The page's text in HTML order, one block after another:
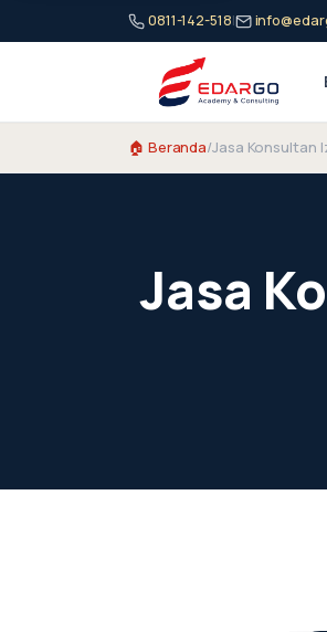
0811-142-518|
🏠 Beranda/Jasa Konsultan
Jasa